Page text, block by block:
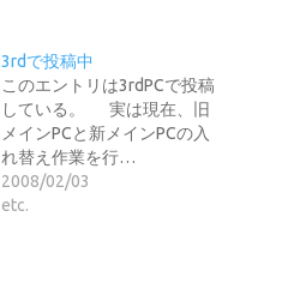
3rdで投稿中
このエントリは3rdPCで投稿
している。 実は現在、旧
メインPCと新メインPCの入
れ替え作業を行…
2008/02/03
etc.